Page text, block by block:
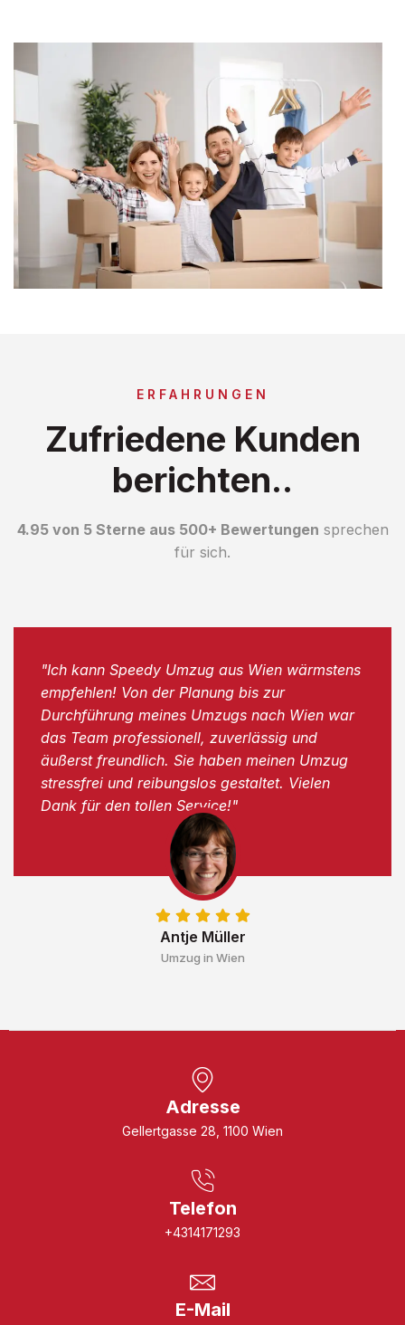
ERFAHRUNGEN
Zufriedene Kunden
berichten..
4.95 von 5 Sterne aus 500+ Bewertungen sprechen
für sich.
Antje Müller
Umzug in Wien
"Ich kann Speedy Umzug aus Wien wärmstens
empfehlen! Von der Planung bis zur
Durchführung meines Umzugs nach Wien war
das Team professionell, zuverlässig und
äußerst freundlich. Sie haben meinen Umzug
stressfrei und reibungslos gestaltet. Vielen
Dank für den tollen Service!"
Adresse
Gellertgasse 28, 1100 Wien
Telefon
+4314171293
E-Mail